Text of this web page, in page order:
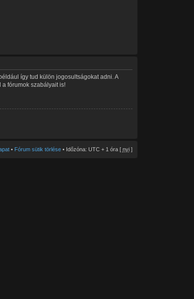
így tud külön jogosultságokat adni. A
fórumok szabályait is!
• Fórum sütik törlése• Időzóna: UTC + 1 óra [ nyi]